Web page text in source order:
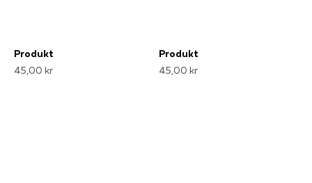
Produkt
45,00 kr
Produkt
45,00 kr